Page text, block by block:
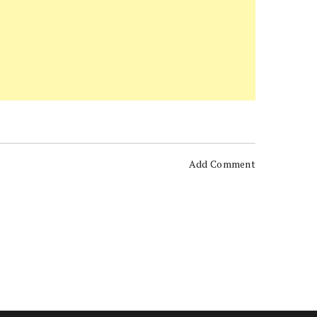
Add Comment